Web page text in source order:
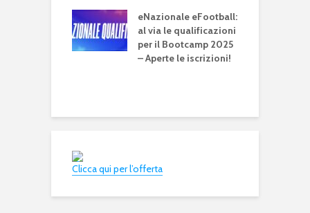
eNazionale eFootball:
al via le qualificazioni
per il Bootcamp 2025
– Aperte le iscrizioni!
Clicca qui per l’offerta